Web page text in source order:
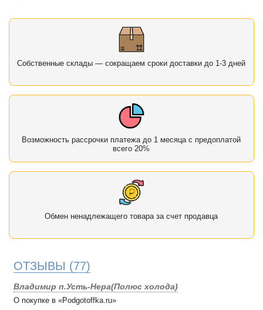
Собственные склады — сокращаем сроки доставки до 1-3 дней
Возможность рассрочки платежа до 1 месяца с предоплатой
всего 20%
Обмен ненадлежащего товара за счет продавца
ОТЗЫВЫ (77)
Владимир п.Усть-Нера(Полюс холода)
О покупке в «Podgotoffka.ru»